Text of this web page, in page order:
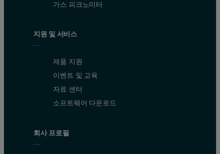
가스 피크노미터
지원 및 서비스
제품 지원
이벤트 및 교육
자료 센터
소프트웨어 다운로드
회사 프로필